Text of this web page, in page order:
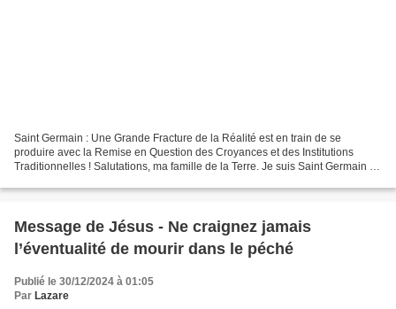
Saint Germain : Une Grande Fracture de la Réalité est en train de se
produire avec la Remise en Question des Croyances et des Institutions
Traditionnelles ! Salutations, ma famille de la Terre. Je suis Saint Germain !
Message de Jésus - Ne craignez jamais
l’éventualité de mourir dans le péché
Publié le 30/12/2024 à 01:05
Par Lazare